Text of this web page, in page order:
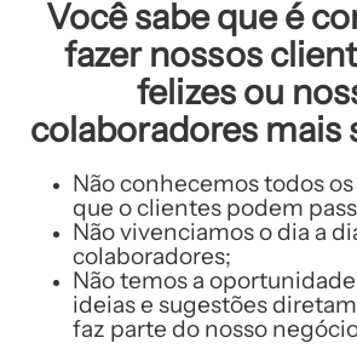
Você sabe que é
fazer nossos
felizes ou
colaboradores mais
Não conhecemos todos
que o clientes podem
Não vivenciamos o dia a
colaboradores;
Não temos a
ideias e sugestões
faz parte do nosso